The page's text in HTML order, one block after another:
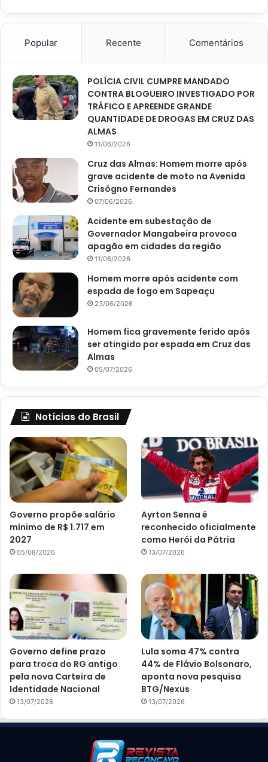
Popular Recente Comentários
POLÍCIA CIVIL CUMPRE MANDADO
CONTRA BLOGUEIRO INVESTIGADO POR
TRÁFICO E APREENDE GRANDE
QUANTIDADE DE DROGAS EM CRUZ DAS
ALMAS
11/06/2026
Cruz das Almas: Homem morre após
grave acidente de moto na Avenida
Crisógno Fernandes
07/06/2026
Acidente em subestação de
Governador Mangabeira provoca
apagão em cidades da região
11/06/2026
Homem morre após acidente com
espada de fogo em Sapeaçu
23/06/2026
Homem fica gravemente ferido após
ser atingido por espada em Cruz das
Almas
05/07/2026
Notícias do Brasil
Governo propõe salário
mínimo de R$ 1.717 em
2027
05/08/2026
Ayrton Senna é
reconhecido oficialmente
como Herói da Pátria
13/07/2026
Governo define prazo
para troca do RG antigo
pela nova Carteira de
Identidade Nacional
13/07/2026
Lula soma 47% contra
44% de Flávio Bolsonaro,
aponta nova pesquisa
BTG/Nexus
13/07/2026